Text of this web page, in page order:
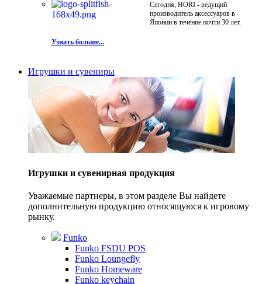
Сегодня, HORI - ведущий
производитель аксессуаров в
Японии в течение почти 30 лет.
Узнать больше...
Игрушки и сувениры
Игрушки и сувенирная продукция
Уважаемые партнеры, в этом разделе Вы найдете
дополнительную продукцию относящуюся к игровому
рынку.
Funko
Funko FSDU POS
Funko Loungefly
Funko Homeware
Funko keychain